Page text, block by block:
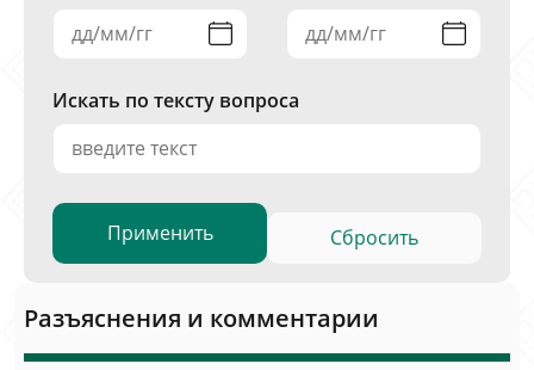
Искать по тексту вопроса
Сбросить
Разъяснения и комментарии